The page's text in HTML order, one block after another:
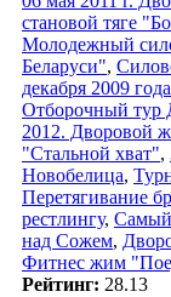
становой тяге
Молодежный
Беларуси",
декабря 2009
Отборочный тур
2012. Дворовой
"Стальной хват",
Новобелица,
Перетягивание
рестлингу, Самый
над Сожем,
Фитнес жим
Рейтинг: 28.13